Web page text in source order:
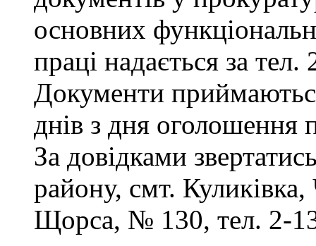
основних
праці надається за
Документи
днів з дня оголошення
За довідками
району, смт. Куликівка,
Щорса, № 130, тел. 2-